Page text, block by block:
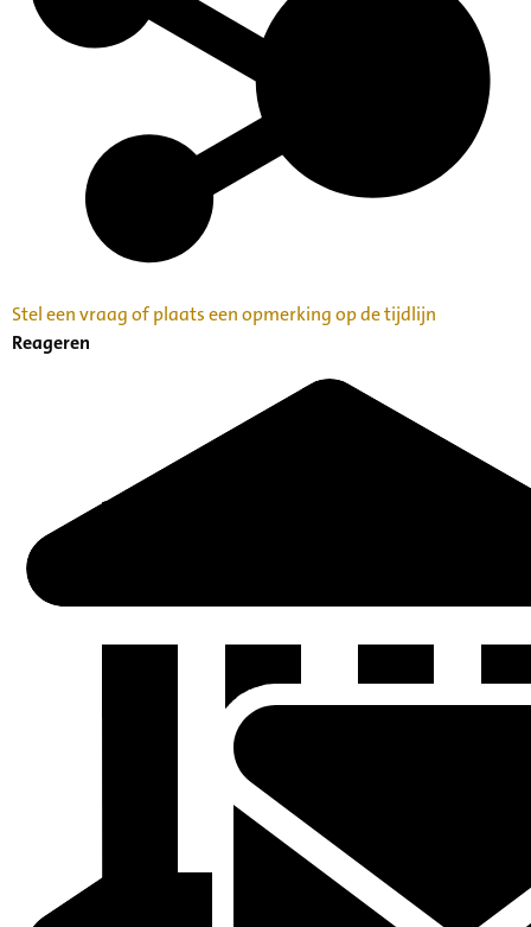
Families en Personen
Kunst, Cultuur en Erfgoedbeheer
Jan Willem Enschedé
Stel een vraag of plaats een opmerking op de tijdlijn
Reageren